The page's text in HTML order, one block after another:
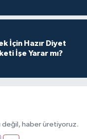
İçin Hazır Diyet
İşe Yarar mı?
değil, haber üretiyoruz.